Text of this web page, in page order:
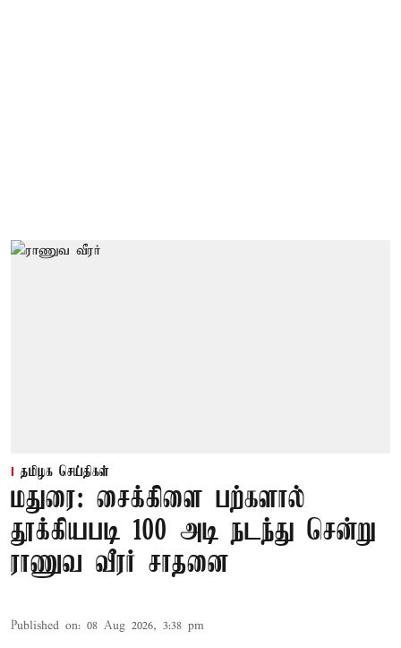
தமிழக செய்திகள்
மதுரை: சைக்கிளை பற்களால்
தூக்கியபடி 100 அடி நடந்து சென்று
ராணுவ வீரர் சாதனை
Published on: 08 Aug 2026, 3:38 pm